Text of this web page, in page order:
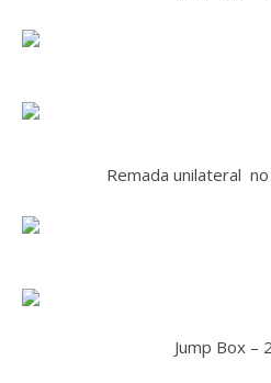
Remada unilateral
Jump Box –